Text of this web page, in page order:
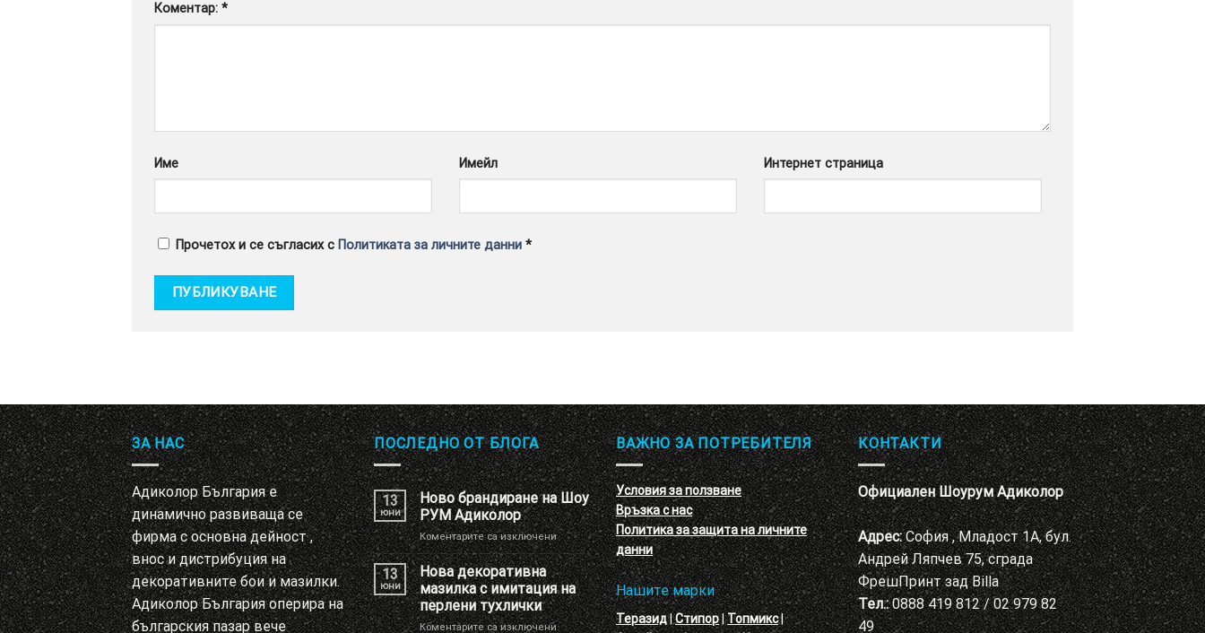
Коментар: *
Име Имейл Интернет страница
Прочетох и се съгласих с Политиката за личните данни *
ЗА НАС
Адиколор България е
динамично развиваща се
фирма с основна дейност ,
внос и дистрибуция на
декоративните бои и мазилки.
Адиколор България оперира на
българския пазар вече
ПОСЛЕДНО ОТ БЛОГА
13
юни
Ново брандиране на Шоу
РУМ Адиколор
Коментарите са изключениза
Ново
брандиране
на
Шоу
РУМ
Адиколор
13
юни
Нова декоративна
мазилка с имитация на
перлени тухлички
Коментарите са изключениза
ВАЖНО ЗА ПОТРЕБИТЕЛЯ
Условия за ползване
Връзка с нас
Политика за защита на личните
данни
Нашите марки
Теразид|Стипор|Топмикс|
КОНТАКТИ
Официален Шоурум Адиколор
Адрес:София , Младост 1А, бул.
Андрей Ляпчев 75, сграда
ФрешПринт зад Billa
Тел.:0888 419 812 / 02 979 82
49